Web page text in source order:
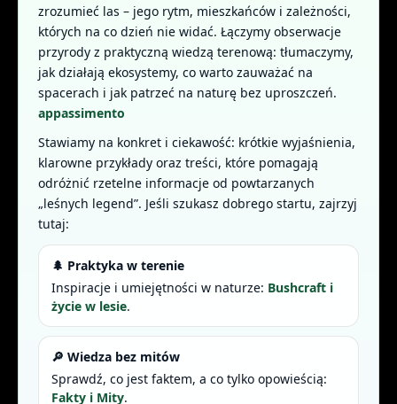
zrozumieć las – jego rytm, mieszkańców i zależności,
których na co dzień nie widać. Łączymy obserwacje
przyrody z praktyczną wiedzą terenową: tłumaczymy,
jak działają ekosystemy, co warto zauważać na
spacerach i jak patrzeć na naturę bez uproszczeń.
appassimento
Stawiamy na konkret i ciekawość: krótkie wyjaśnienia,
klarowne przykłady oraz treści, które pomagają
odróżnić rzetelne informacje od powtarzanych
„leśnych legend”. Jeśli szukasz dobrego startu, zajrzyj
tutaj:
🌲 Praktyka w terenie
Inspiracje i umiejętności w naturze: Bushcraft i
życie w lesie.
🔎 Wiedza bez mitów
Sprawdź, co jest faktem, a co tylko opowieścią:
Fakty i Mity.